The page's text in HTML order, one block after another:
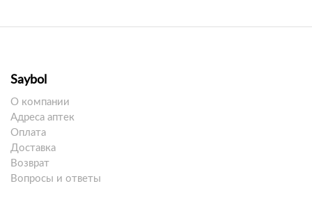
Saybol
О компании
Адреса аптек
Оплата
Доставка
Возврат
Вопросы и ответы